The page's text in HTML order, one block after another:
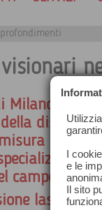
Milano, si
Leica
campo del
laser.
I
e le
Il sito